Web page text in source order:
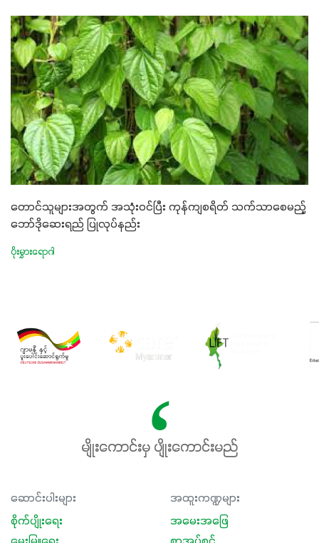
တောင်သူများအတွက် အသုံးဝင်ပြီး ကုန်ကျစရိတ် သက်သာစေမည့်
ဘော်ဒိုဆေးရည် ပြုလုပ်နည်း
ပိုးမွှားရောဂါ
မျိုးကောင်းမှ ပျိုးကောင်းမည်
ဆောင်းပါးများ
စိုက်ပျိုးရေး
အထူးကဏ္ဍများ
အမေးအဖြေ